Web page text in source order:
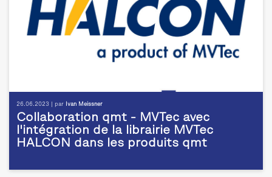
26.06.2023 | par Ivan Meissner
Collaboration qmt - MVTec avec
l'intégration de la librairie MVTec
HALCON dans les produits qmt